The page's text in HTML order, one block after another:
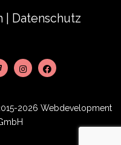
Datenschutz
2026 Webdevelopment